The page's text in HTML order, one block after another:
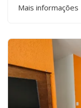
Mais informações